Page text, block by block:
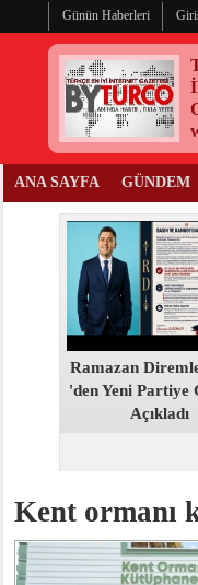
Günün Haberleri
ANA SAYFA GÜNDEM
Ramazan
'den Yeni Partiye
Açıkladı
Kent ormanı